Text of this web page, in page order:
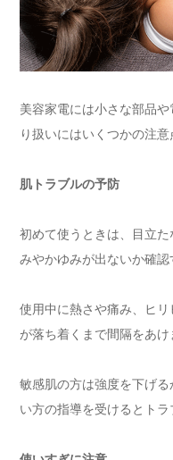
美容家電には小さな部品
り扱いにはいくつかの注意
肌トラブルの予防
初めて使うときは、目立
みやかゆみが出ないか確認
使用中に熱さや痛み、ヒ
が落ち着くまで間隔をあけ
敏感肌の方は強度を下げ
い方の指導を受けるとトラ